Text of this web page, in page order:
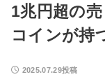
1兆円超の
コインが持
2025.07.29投稿